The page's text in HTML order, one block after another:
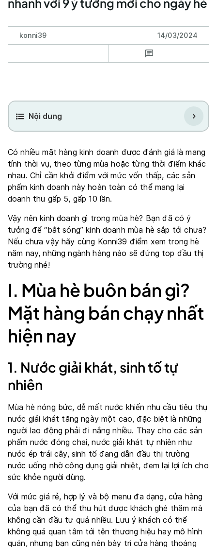
nhanh với 9 ý tưởng mới cho ngày hè
konni39 14/03/2024
Nội dung
Có nhiều mặt hàng kinh doanh được đánh giá là mang
tính thời vụ, theo từng mùa hoặc từng thời điểm khác
nhau. Chỉ cần khởi điểm với mức vốn thấp, các sản
phẩm kinh doanh này hoàn toàn có thể mang lại
doanh thu gấp 5, gấp 10 lần.
Vậy nên kinh doanh gì trong mùa hè? Bạn đã có ý
tưởng để “bắt sóng” kinh doanh mùa hè sắp tới chưa?
Nếu chưa vậy hãy cùng Konni39 điểm xem trong hè
năm nay, những ngành hàng nào sẽ đứng top đầu thị
trường nhé!
I. Mùa hè buôn bán gì?
Mặt hàng bán chạy nhất
hiện nay
1. Nước giải khát, sinh tố tự
nhiên
Mùa hè nóng bức, dễ mất nước khiến nhu cầu tiêu thụ
nước giải khát tăng ngày một cao, đặc biệt là những
người lao động phải đi nắng nhiều. Thay cho các sản
phẩm nước đóng chai, nước giải khát tự nhiên như
nước ép trái cây, sinh tố đang dẫn đầu thị trường
nước uống nhờ công dụng giải nhiệt, đem lại lợi ích cho
sức khỏe người dùng.
Với mức giá rẻ, hợp lý và bộ menu đa dạng, cửa hàng
của bạn đã có thể thu hút được khách ghé thăm mà
không cần đầu tư quá nhiều. Lưu ý khách có thể
không quá quan tâm tới tên thương hiệu hay mô hình
quán, nhưng bạn cũng nên bày trí cửa hàng thoáng